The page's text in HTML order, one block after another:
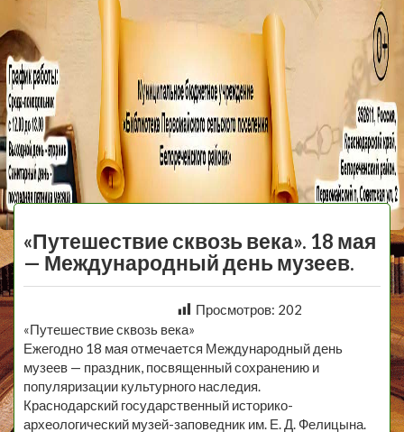
МБУ Библиотека
Первомайского
Сельского
Поселения
«Путешествие сквозь века». 18 мая
— Международный день музеев.
Просмотров: 202
«Путешествие сквозь века»
Ежегодно 18 мая отмечается Международный день
музеев — праздник, посвященный сохранению и
популяризации культурного наследия.
Краснодарский государственный историко-
археологический музей-заповедник им. Е. Д. Фелицына.